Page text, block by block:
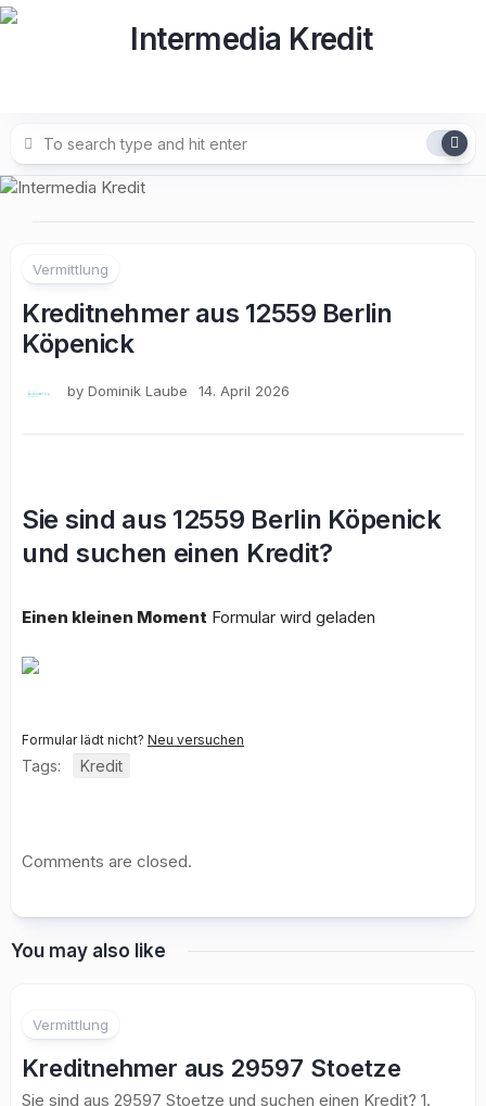
Skip
Vermittlung
Kreditnehmer aus 12559 Berlin
Köpenick
by Dominik Laube 14. April 2026
Sie sind aus 12559 Berlin Köpenick
und suchen einen Kredit?
Einen kleinen Moment Formular wird geladen
Formular lädt nicht? Neu versuchen
Tags: Kredit
Comments are closed.
You may also like
Vermittlung
Kreditnehmer aus 29597 Stoetze
Sie sind aus 29597 Stoetze und suchen einen Kredit? 1.